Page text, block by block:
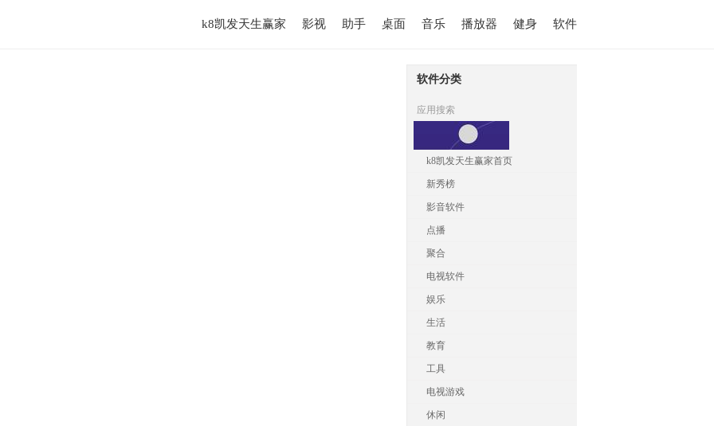
软件
健身
播放器
音乐
桌面
助手
影视
k8凯发天生赢家
软件分类
应用搜索
k8凯发天生赢家首页
新秀榜
影音软件
点播
聚合
电视软件
娱乐
生活
教育
工具
电视游戏
休闲